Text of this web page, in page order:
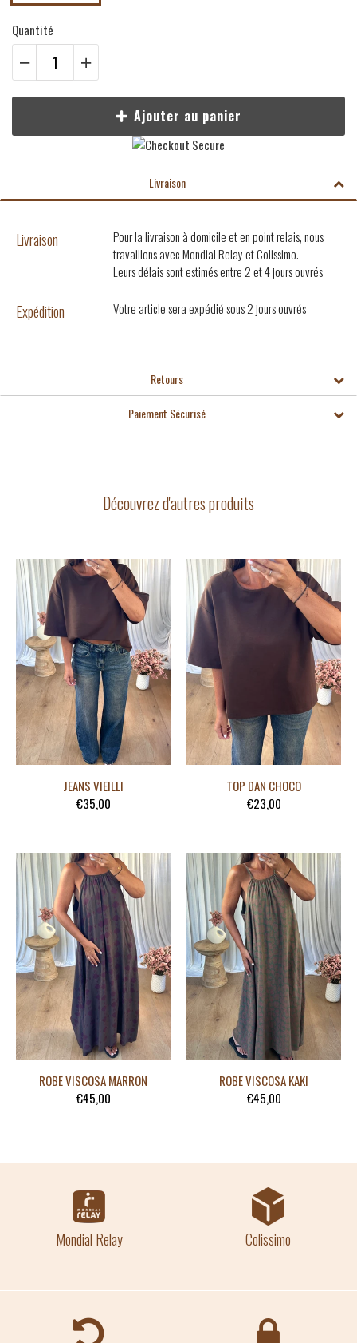
Quantité
Ajouter au panier
Livraison
Livraison
Pour la livraison à domicile et en point relais, nous
travaillons avec Mondial Relay et Colissimo.
Leurs délais sont estimés entre 2 et 4 jours ouvrés
Expédition Votre article sera expédié sous 2 jours ouvrés
Retours
Paiement Sécurisé
Découvrez d'autres produits
JEANS VIEILLI
€35,00
TOP DAN CHOCO
€23,00
ROBE VISCOSA MARRON
€45,00
ROBE VISCOSA KAKI
€45,00
Mondial Relay Colissimo